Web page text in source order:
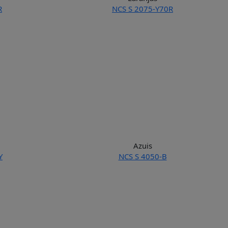
NCS S 2075-Y70R
Azuis
NCS S 4050-B